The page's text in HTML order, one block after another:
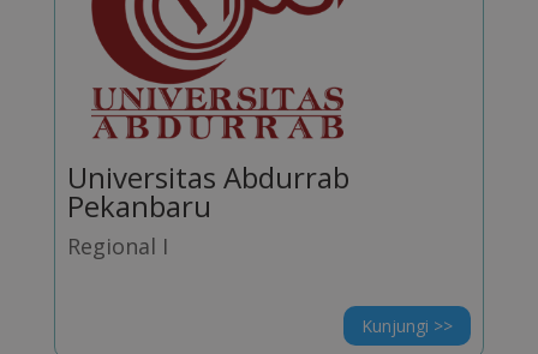
Universitas Abdurrab
Pekanbaru
Regional I
Kunjungi >>